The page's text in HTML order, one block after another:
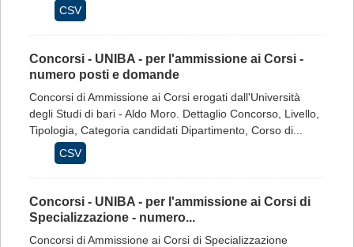
CSV
Concorsi - UNIBA - per l'ammissione ai Corsi -
numero posti e domande
Concorsi di Ammissione ai Corsi erogati dall'Università
degli Studi di bari - Aldo Moro. Dettaglio Concorso, Livello,
Tipologia, Categoria candidati Dipartimento, Corso di...
CSV
Concorsi - UNIBA - per l'ammissione ai Corsi di
Specializzazione - numero...
Concorsi di Ammissione ai Corsi di Specializzazione